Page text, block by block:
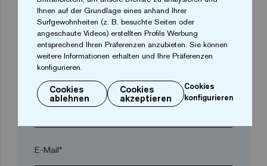
Postleitzahl*
E-Mail*
Ihnen auf der Grundlage eines anhand Ihrer
Surfgewohnheiten (z. B. besuchte Seiten oder
angeschaute Videos) erstellten Profils Werbung
entsprechend Ihren Präferenzen anzubieten. Sie können
weitere Informationen erhalten und Ihre Präferenzen
konfigurieren.
Cookies
ablehnen
Cookies
akzeptieren
Cookies
konfigurieren